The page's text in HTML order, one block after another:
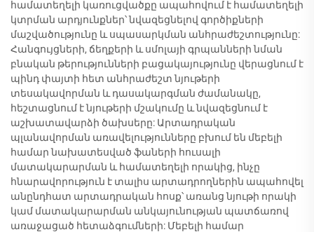
համատեղելի կառուցվածքը ապահովում է համատեղելի
կտրման արդյունքներ՝ նվազեցնելով գործիքների
մաշվածությունը և սպասարկման անհրաժեշտությունը:
Հանգույցների, ճեղքերի և սմոլայի գրպանների նման
բնական թերությունների բացակայությունը վերացնում է
պինդ փայտի հետ անհրաժեշտ նյութերի
տեսակավորման և դասակարգման ժամանակը,
հեշտացնում է նյութերի մշակումը և նվազեցնում է
աշխատավարձի ծախսերը: Արտադրական
պլանավորման առավելությունները բխում են մեբելի
համար նախատեսված ֆաների հուսալի
մատակարարման և համատեղելի որակից, ինչը
հնարավորություն է տալիս արտադրողներին ապահովել
անընդհատ արտադրական հոսք՝ առանց նյութի որակի
կամ մատակարարման անկայունության պատճառով
առաջացած հետաձգումների: Մեբելի համար